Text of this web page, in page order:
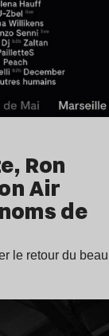
Ron
Air
de
le retour du beau